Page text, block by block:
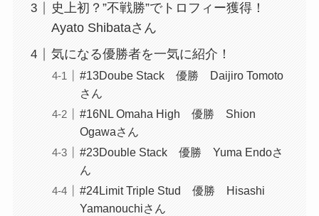
史上初？”不戦勝”でトロフィー獲得！
Ayato Shibataさん
気になる優勝者を一気に紹介！
#13Doube Stack 優勝 Daijiro Tomoto
さん
#16NL Omaha High 優勝 Shion
Ogawaさん
#23Double Stack 優勝 Yuma Endoさ
ん
#24Limit Triple Stud 優勝 Hisashi
Yamanouchiさん